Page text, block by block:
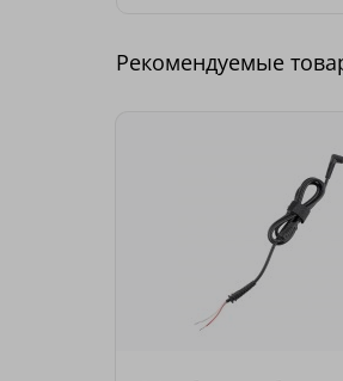
Рекомендуемые